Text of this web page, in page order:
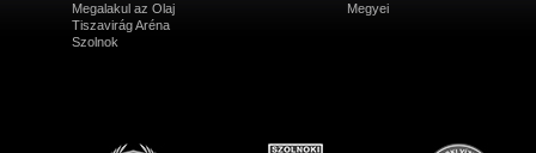
Megalakul az Olaj
Tiszavirág Aréna
Szolnok
Megyei